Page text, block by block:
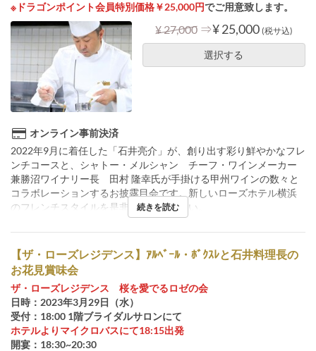
※ドラゴンポイント会員特別価格￥25,000円でご用意致します。
¥ 27,000 ⇒¥ 25,000 (税サ込)
選択する
オンライン事前決済
2022年9月に着任した「石井亮介」が、創り出す彩り鮮やかなフレ
ンチコースと、シャトー・メルシャン チーフ・ワインメーカー
兼勝沼ワイナリー長 田村 隆幸氏が手掛ける甲州ワインの数々と
コラボレーションするお披露目会です。新しいローズホテル横浜
のフレンチスタイルを是非お楽しみ下さい。
続きを読む
【ザ・ローズレジデンス】ｱﾙﾍﾞｰﾙ・ﾎﾞｸｽﾚと石井料理長の
お花見賞味会
ザ・ローズレジデンス 桜を愛でるロゼの会
日時：2023年3月29日（水）
受付：18:00 1階ブライダルサロンにて
ホテルよりマイクロバスにて18:15出発
開宴：18:30~20:30